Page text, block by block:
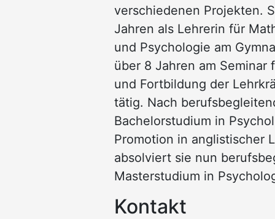
verschiedenen Projekten.
Jahren als Lehrerin für
und Psychologie am
über 8 Jahren am Seminar
und Fortbildung der
tätig. Nach
Bachelorstudium in
Promotion in anglistischer
absolviert sie nun
Masterstudium in
Kontakt